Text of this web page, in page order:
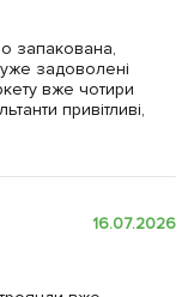
запакована,
задоволені
вже чотири
привітливі,
16.07.2026